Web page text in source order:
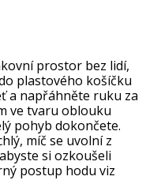
prostor bez lidí,
plastového košíčku
a napřáhněte ruku za
ve tvaru oblouku
pohyb dokončete.
míč se uvolní z
si ozkoušeli
postup hodu viz